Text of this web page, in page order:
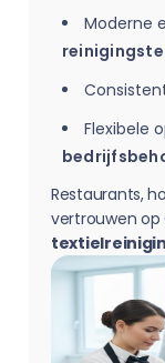
Moderne
Flexibele
Restaurants,
vertrouwen op